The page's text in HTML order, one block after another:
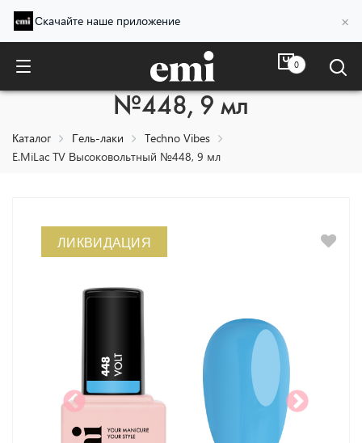
Скачайте наше приложение ×
0
E.MiLac TV Высоковольтный
№448, 9 мл
Каталог Гель-лаки
Techno Vibes
E.MiLac TV Высоковольтный №448, 9 мл
ЛИКВИДАЦИЯ